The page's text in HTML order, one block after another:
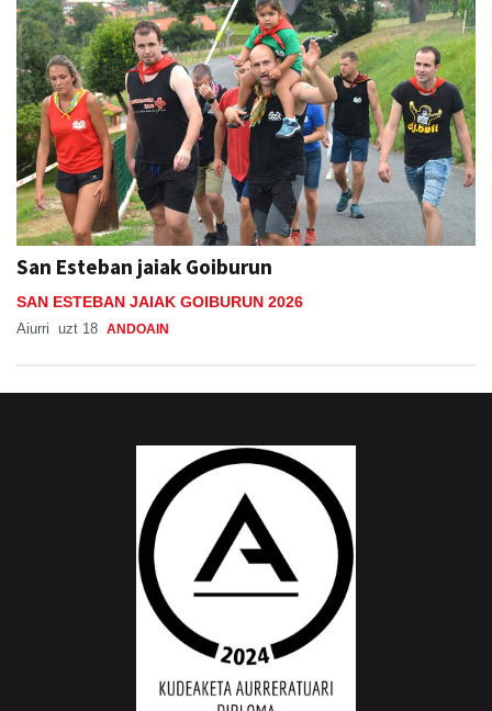
San Esteban jaiak Goiburun
SAN ESTEBAN JAIAK GOIBURUN 2026
Aiurri uzt 18 ANDOAIN